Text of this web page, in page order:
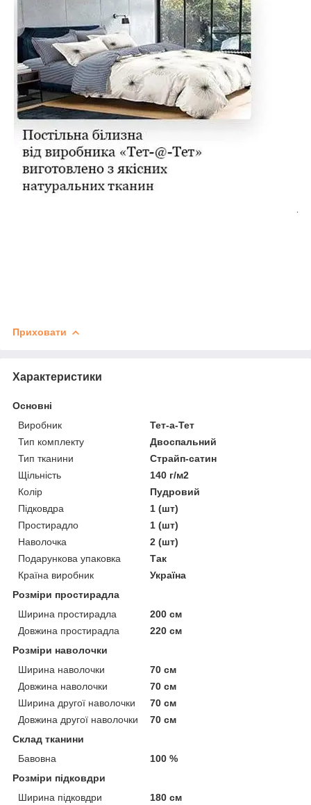
Приховати
Характеристики
Основні
Виробник
Тет-а-Тет
Тип комплекту
Двоспальний
Тип тканини
Страйп-сатин
Щільність
140 г/м2
Колір
Пудровий
Підковдра
1 (шт)
Простирадло
1 (шт)
Наволочка
2 (шт)
Подарункова упаковка
Так
Країна виробник
Україна
Розміри простирадла
Ширина простирадла
200 см
Довжина простирадла
220 см
Розміри наволочки
Ширина наволочки
70 см
Довжина наволочки
70 см
Ширина другої наволочки
70 см
Довжина другої наволочки
70 см
Склад тканини
Бавовна
100 %
Розміри підковдри
Ширина підковдри
180 см